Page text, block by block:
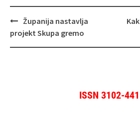
Navigacija
objava
Županija nastavlja
projekt Skupa gremo
ISSN 3102-